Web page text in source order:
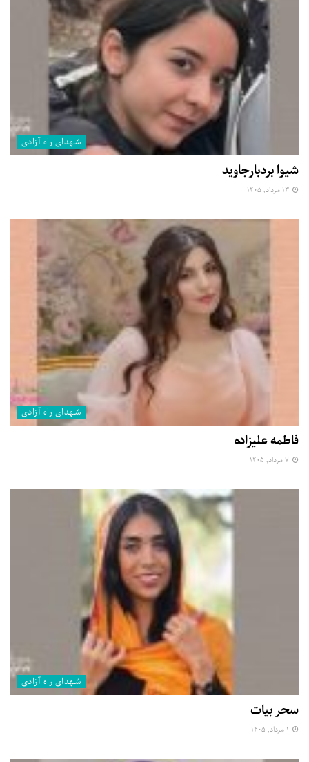
شهدای راه آزادی
شیوا بردبارجاوید
شهدای راه آزادی
فاطمه علیزاده
شهدای راه آزادی
سحر بیات